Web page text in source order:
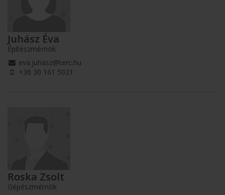
Juhász Éva
Építészmérnök
eva.juhasz@terc.hu
+36 30 161 5021
Roska Zsolt
Gépészmérnök